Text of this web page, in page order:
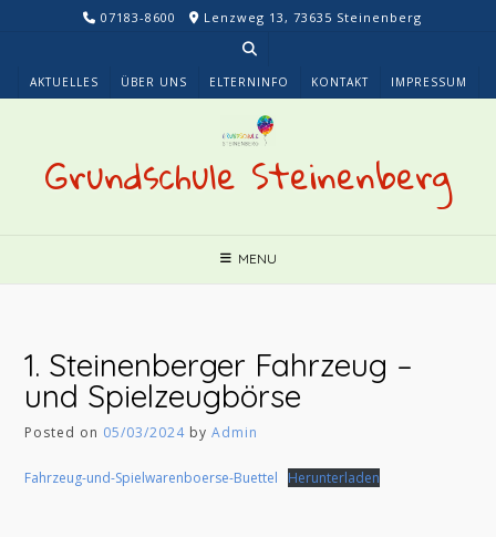
07183-8600 Lenzweg 13, 73635 Steinenberg
AKTUELLES ÜBER UNS ELTERNINFO KONTAKT IMPRESSUM
Grundschule Steinenberg
MENU
1. Steinenberger Fahrzeug –
und Spielzeugbörse
Posted on 05/03/2024 byAdmin
Fahrzeug-und-Spielwarenboerse-Buettel Herunterladen